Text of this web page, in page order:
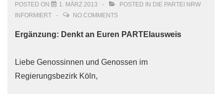
POSTED ON 1. MÄRZ 2013 POSTED IN DIE PARTEI NRW
INFORMIERT
NO COMMENTS
Ergänzung: Denkt an Euren PARTEIausweis
Liebe Genossinnen und Genossen im
Regierungsbezirk Köln,